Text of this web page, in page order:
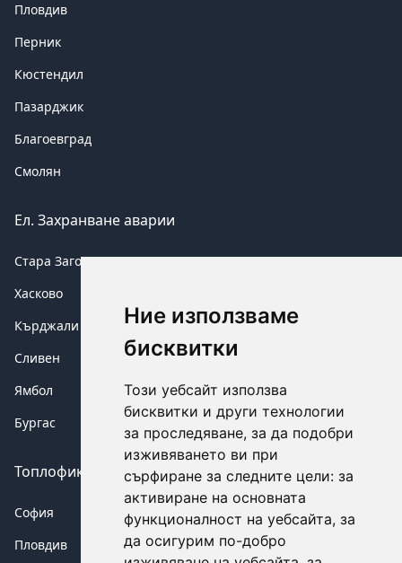
Ние използваме
бисквитки
Този уебсайт използва
бисквитки и други технологии
за проследяване, за да подобри
изживяването ви при
сърфиране за следните цели: за
активиране на основната
функционалност на уебсайта, за
да осигурим по-добро
Пловдив
Перник
Кюстендил
Пазарджик
Благоевград
Смолян
Ел. Захранване аварии
Стара Загора
Хасково
Кърджали
Сливен
Ямбол
Бургас
Топлофикация аварии
София
Пловдив